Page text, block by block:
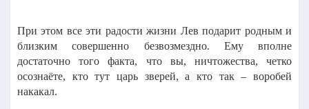
При этом все эти радости жизни Лев подарит родным и
близким совершенно безвозмездно. Ему вполне
достаточно того факта, что вы, ничтожества, четко
осознаёте, кто тут царь зверей, а кто так – воробей
накакал.